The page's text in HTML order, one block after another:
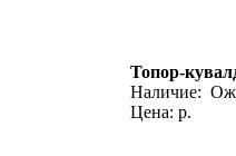
Топор-
Наличие:
Цена: р.